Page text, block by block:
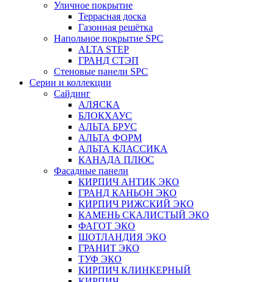
Уличное покрытие
Террасная доска
Газонная решётка
Напольное покрытие SPC
ALTA STEP
ГРАНД СТЭП
Стеновые панели SPC
Серии и коллекции
Сайдинг
АЛЯСКА
БЛОКХАУС
АЛЬТА БРУС
АЛЬТА ФОРМ
АЛЬТА КЛАССИКА
КАНАДА ПЛЮС
Фасадные панели
КИРПИЧ АНТИК ЭКО
ГРАНД КАНЬОН ЭКО
КИРПИЧ РИЖСКИЙ ЭКО
КАМЕНЬ СКАЛИСТЫЙ ЭКО
ФАГОТ ЭКО
ШОТЛАНДИЯ ЭКО
ГРАНИТ ЭКО
ТУФ ЭКО
КИРПИЧ КЛИНКЕРНЫЙ